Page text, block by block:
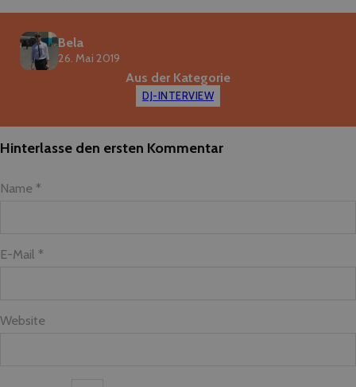
Bela
26. Mai 2019
Aus der Kategorie
DJ-INTERVIEW
Hinterlasse den ersten Kommentar
Name *
E-Mail *
Website